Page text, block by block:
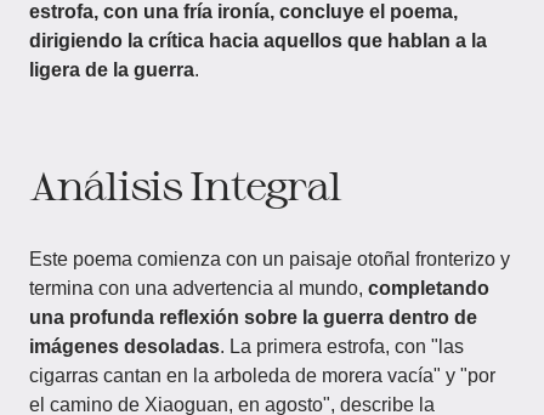
estrofa, con una fría ironía, concluye el poema,
dirigiendo la crítica hacia aquellos que hablan a la
ligera de la guerra.
Análisis Integral
Este poema comienza con un paisaje otoñal fronterizo y
termina con una advertencia al mundo, completando
una profunda reflexión sobre la guerra dentro de
imágenes desoladas. La primera estrofa, con "las
cigarras cantan en la arboleda de morera vacía" y "por
el camino de Xiaoguan, en agosto", describe la